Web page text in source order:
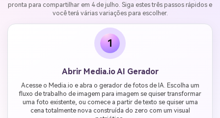
pronta para compartilhar em 4 de julho. Siga estes três passos rápidos e
você terá várias variações para escolher.
1
Abrir Media.io AI Gerador
Acesse o Media.io e abra o gerador de fotos de IA. Escolha um
fluxo de trabalho de imagem para imagem se quiser transformar
uma foto existente, ou comece a partir de texto se quiser uma
cena totalmente nova construída do zero com um visual